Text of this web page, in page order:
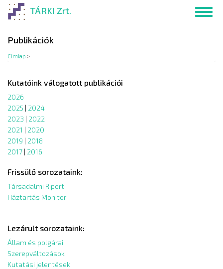
Ugrás
TÁRKI Zrt.
Publikációk
Címlap >
Kutatóink válogatott publikációi
2026
2025 | 2024
2023 | 2022
2021 | 2020
2019 | 2018
2017 | 2016
Frissülő sorozataink:
Társadalmi Riport
Háztartás Monitor
Lezárult sorozataink:
Állam és polgárai
Szerepváltozások
Kutatási jelentések